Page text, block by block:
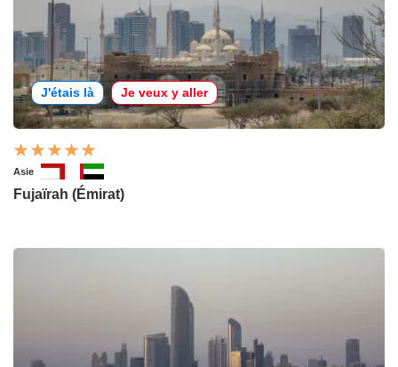
J'étais là Je veux y aller
Asie
Fujaïrah (Émirat)